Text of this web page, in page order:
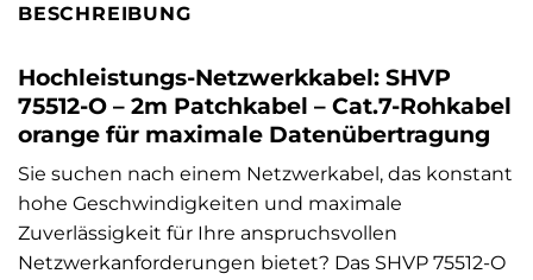
BESCHREIBUNG
Hochleistungs-Netzwerkkabel: SHVP
75512-O – 2m Patchkabel – Cat.7-Rohkabel
orange für maximale Datenübertragung
Sie suchen nach einem Netzwerkabel, das konstant
hohe Geschwindigkeiten und maximale
Zuverlässigkeit für Ihre anspruchsvollen
Netzwerkanforderungen bietet? Das SHVP 75512-O